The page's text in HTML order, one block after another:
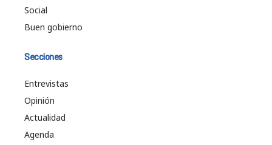
Social
Buen gobierno
Secciones
Entrevistas
Opinión
Actualidad
Agenda